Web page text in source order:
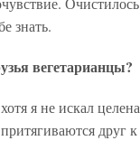
знать.
вегетарианцы?
я не искал
друг к